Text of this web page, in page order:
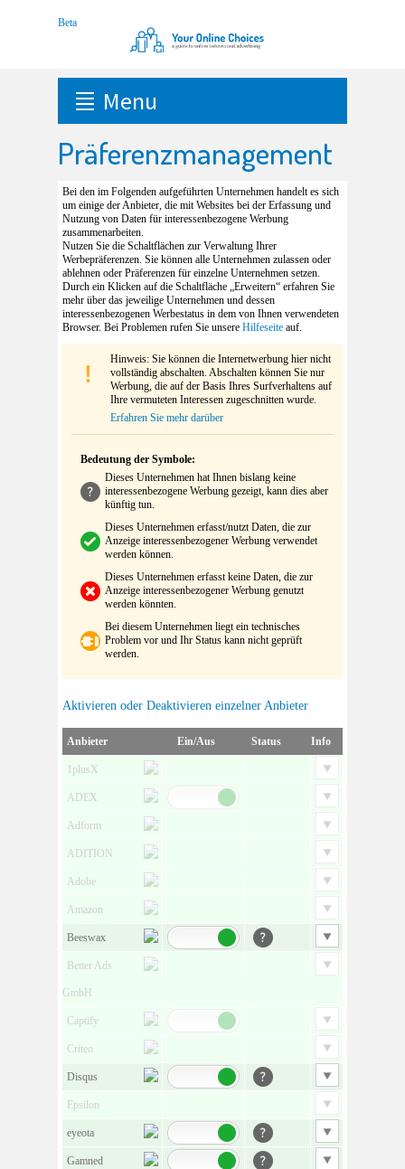
Menu
Präferenzmanagement
Bei den im Folgenden aufgeführten Unternehmen handelt es sich
um einige der Anbieter, die mit Websites bei der Erfassung und
Nutzung von Daten für interessenbezogene Werbung
zusammenarbeiten.
Nutzen Sie die Schaltflächen zur Verwaltung Ihrer
Werbepräferenzen. Sie können alle Unternehmen zulassen oder
ablehnen oder Präferenzen für einzelne Unternehmen setzen.
Durch ein Klicken auf die Schaltfläche „Erweitern“ erfahren Sie
mehr über das jeweilige Unternehmen und dessen
interessenbezogenen Werbestatus in dem von Ihnen verwendeten
Browser. Bei Problemen rufen Sie unsere Hilfeseite auf.
Hinweis: Sie können die Internetwerbung hier nicht
vollständig abschalten. Abschalten können Sie nur
Werbung, die auf der Basis Ihres Surfverhaltens auf
Ihre vermuteten Interessen zugeschnitten wurde.
Erfahren Sie mehr darüber
Bedeutung der Symbole:
Dieses Unternehmen hat Ihnen bislang keine
interessenbezogene Werbung gezeigt, kann dies aber
künftig tun.
Dieses Unternehmen erfasst/nutzt Daten, die zur
Anzeige interessenbezogener Werbung verwendet
werden können.
Dieses Unternehmen erfasst keine Daten, die zur
Anzeige interessenbezogener Werbung genutzt
werden könnten.
Bei diesem Unternehmen liegt ein technisches
Problem vor und Ihr Status kann nicht geprüft
werden.